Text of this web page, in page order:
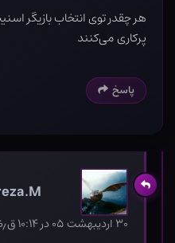
هر چقدر توی انتخاب بازیگر
پرکاری می‌کنند
پاسخ
۳۰ اردیبهشت ۰۵ در ۱۰:۱۴ ق٫ظ